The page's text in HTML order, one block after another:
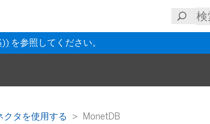
を参照してください。
クタを使用する MonetDB